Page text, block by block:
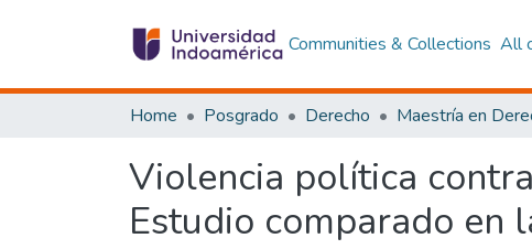
Communities & Collections All
Home Posgrado Derecho
Violencia política
Estudio comparado en